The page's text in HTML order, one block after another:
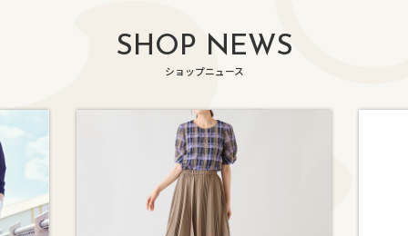
SHOP NEWS
ショップニュース